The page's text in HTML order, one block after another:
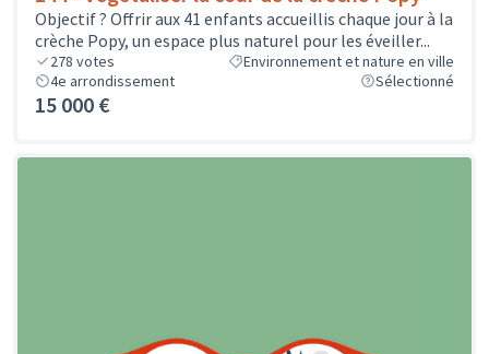
Objectif ? Offrir aux 41 enfants accueillis chaque jour à la
crèche Popy, un espace plus naturel pour les éveiller...
278 votes
Environnement et nature en ville
4e arrondissement
Sélectionné
15 000 €